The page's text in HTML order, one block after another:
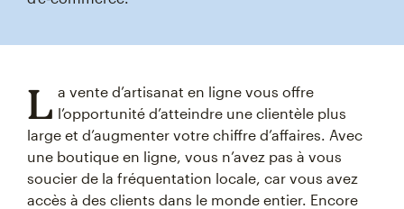
L a vente d’artisanat en ligne vous offre
l’opportunité d’atteindre une clientèle plus
large et d’augmenter votre chiffre d’affaires. Avec
une boutique en ligne, vous n’avez pas à vous
soucier de la fréquentation locale, car vous avez
accès à des clients dans le monde entier. Encore